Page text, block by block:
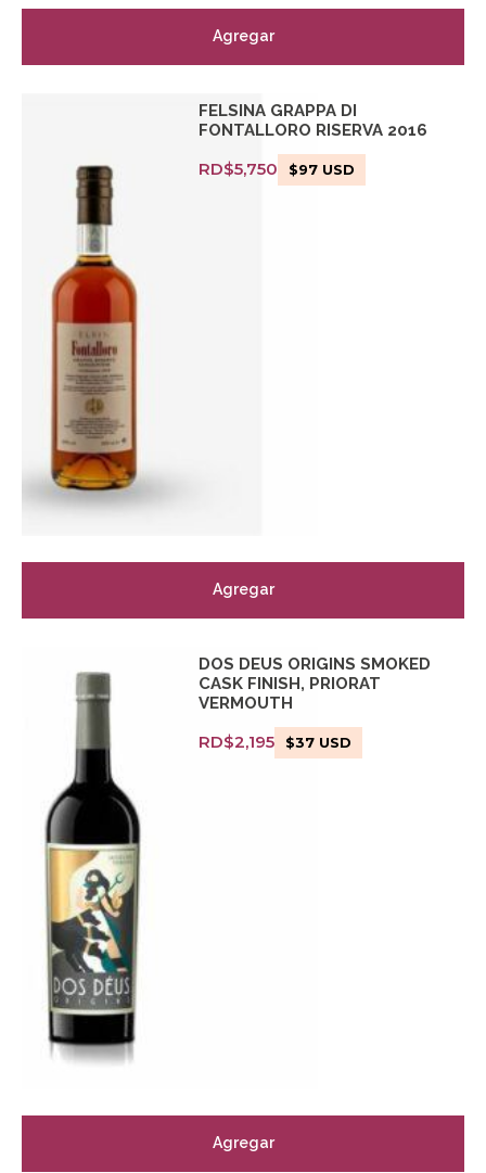
Agregar
FELSINA GRAPPA DI
FONTALLORO RISERVA 2016
RD$5,750 $97 USD
Agregar
DOS DEUS ORIGINS SMOKED
CASK FINISH, PRIORAT
VERMOUTH
RD$2,195 $37 USD
Agregar